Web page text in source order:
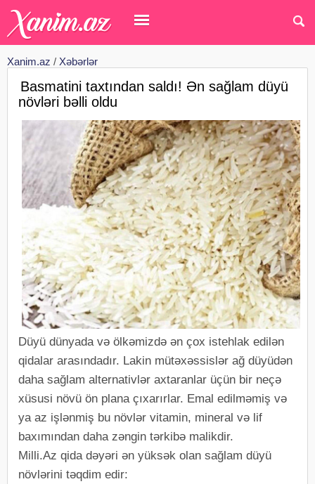
Xanim.az / Xəbərlər
Basmatini taxtından saldı! Ən sağlam düyü
növləri bəlli oldu
Düyü dünyada və ölkəmizdə ən çox istehlak edilən
qidalar arasındadır. Lakin mütəxəssislər ağ düyüdən
daha sağlam alternativlər axtaranlar üçün bir neçə
xüsusi növü ön plana çıxarırlar. Emal edilməmiş və
ya az işlənmiş bu növlər vitamin, mineral və lif
baxımından daha zəngin tərkibə malikdir.
Milli.Az qida dəyəri ən yüksək olan sağlam düyü
növlərini təqdim edir: